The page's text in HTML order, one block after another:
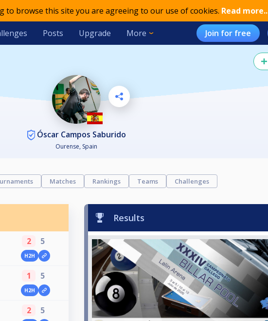
to browse this site you are agreeing to our use of cookies. Read more..
Posts Upgrade More Join for free
Óscar Campos Saburido
Ourense, Spain
Matches Rankings Teams Challenges
2 5
H2H
1 5
H2H
2 5
Results